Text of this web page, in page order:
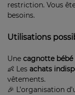
restriction. Vous
besoins.
Utilisations
Une cagnotte bébé
👶 Les achats
vêtements.
🎉 L’organisation